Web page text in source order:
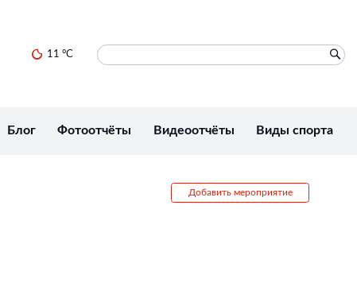
11 °C
Блог Фотоотчёты Видеоотчёты Виды спорта
Добавить мероприятие